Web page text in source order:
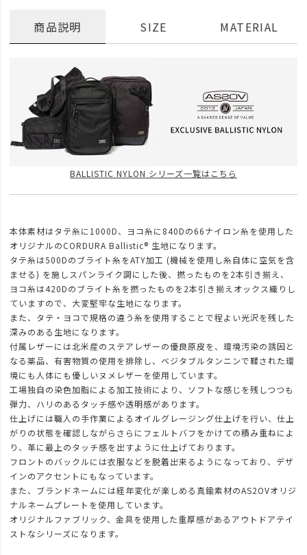
商品説明
BALLISTIC NYLON シリーズ一覧はこちら
本体素材はタテ糸に1000D、ヨコ糸に840Dの66ナイロン糸を使用した
オリジナルのCORDURA Ballistic® 生地になります。
タテ糸は500Dのブライト糸をATY加工 (機械を使用し糸自体に空気を含
ませる) を施しスパンライク調にした後、撚ったものを2本引き揃え、
ヨコ糸は420Dのブライト糸を撚ったものを2本引き揃えオックス織りし
ていますので、大変堅牢な生地になります。
また、タテ・ヨコで規格の違う糸を使用することで程よい光沢を残した
深みのある生地になります。
付属レザーには北米産のステアレザーの優良原皮を、環境汚染の誘因と
なる薬品、有害物質の使用を排除し、ベジタブルタンニンで鞣された環
境にも人体にも優しいヌメレザーを使用しています。
工場独自の染色加脂による加工技術により、ソフトな感じを残しつつも
弾力、ハリのあるタッチ感や透明感があります。
仕上げには職人の手作業によるオイルグレージング仕上げを行い、仕上
がりの状態を確認しながらさらにフェルトバフをかけての積み重ねによ
り、革に最上のタッチ感を出すように仕上げております。
フロントのバックルには衣服などを脱着出来るようになっており、デザ
インのアクセントにもなっています。
また、ブランドネームには経年変化が楽しめる真鍮素材のAS2OVオリジ
ナルネームプレートを使用しています。
オリジナルファブリック、金具を使用した重厚感があるアウトドアテイ
ストなシリーズになります。
SIZE MATERIAL